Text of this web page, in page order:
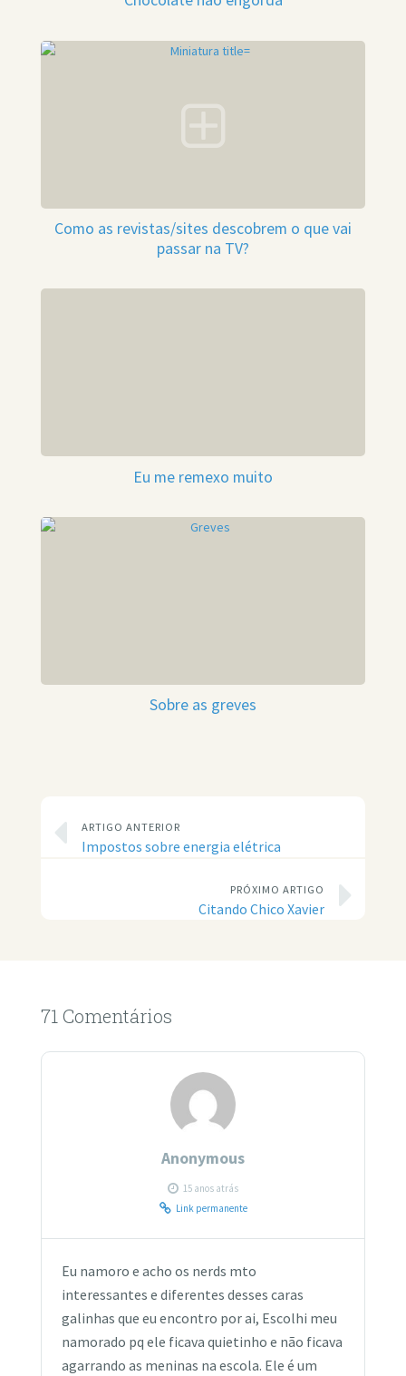
Como as revistas/sites descobrem o que vai
passar na TV?
Eu me remexo muito
Sobre as greves
ARTIGO ANTERIOR
Impostos sobre energia elétrica
PRÓXIMO ARTIGO
Citando Chico Xavier
71 Comentários
Anonymous
15 anos atrás
Link permanente
Eu namoro e acho os nerds mto
interessantes e diferentes desses caras
galinhas que eu encontro por ai, Escolhi meu
namorado pq ele ficava quietinho e não ficava
agarrando as meninas na escola. Ele é um